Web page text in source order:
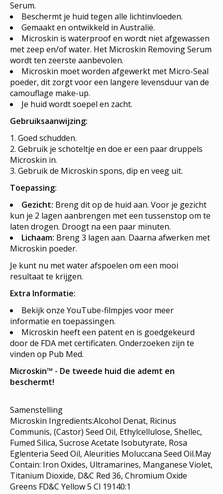
Serum.
Beschermt je huid tegen alle lichtinvloeden.
Gemaakt en ontwikkeld in Australië.
Microskin is waterproof en wordt niet afgewassen
met zeep en/of water. Het Microskin Removing Serum
wordt ten zeerste aanbevolen.
Microskin moet worden afgewerkt met Micro-Seal
poeder, dit zorgt voor een langere levensduur van de
camouflage make-up.
Je huid wordt soepel en zacht.
Gebruiksaanwijzing:
Goed schudden.
Gebruik je schoteltje en doe er een paar druppels
Microskin in.
Gebruik de Microskin spons, dip en veeg uit.
Toepassing:
Gezicht: Breng dit op de huid aan. Voor je gezicht
kun je 2 lagen aanbrengen met een tussenstop om te
laten drogen. Droogt na een paar minuten.
Lichaam: Breng 3 lagen aan. Daarna afwerken met
Microskin poeder.
Je kunt nu met water afspoelen om een mooi
resultaat te krijgen.
Extra Informatie:
Bekijk onze YouTube-filmpjes voor meer
informatie en toepassingen.
Microskin heeft een patent en is goedgekeurd
door de FDA met certificaten. Onderzoeken zijn te
vinden op Pub Med.
Microskin™ - De tweede huid die ademt en
beschermt!
Samenstelling
Microskin Ingredients:Alcohol Denat, Ricinus
Communis, (Castor) Seed Oil, Ethylcellulose, Shellec,
Fumed Silica, Sucrose Acetate Isobutyrate, Rosa
Eglenteria Seed Oil, Aleurities Moluccana Seed Oil.May
Contain: Iron Oxides, Ultramarines, Manganese Violet,
Titanium Dioxide, D&C Red 36, Chromium Oxide
Greens FD&C Yellow 5 Cl 19140:1